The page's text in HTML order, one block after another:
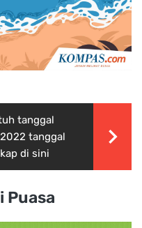
tanggal
tanggal
di sini
Puasa